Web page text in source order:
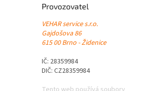
Provozovatel
VEHAR service s.r.o.
Gajdošova 86
615 00 Brno - Židenice
IČ: 28359984
DIČ: CZ28359984